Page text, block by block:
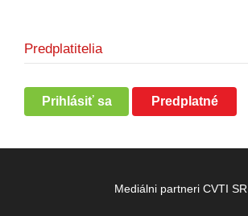
Predplatitelia
Prihlásiť sa Predplatné
Mediálni partneri CVTI SR